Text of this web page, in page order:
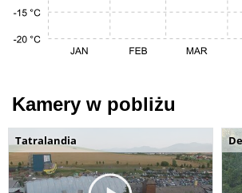
Kamery w pobliżu
Tatralandia